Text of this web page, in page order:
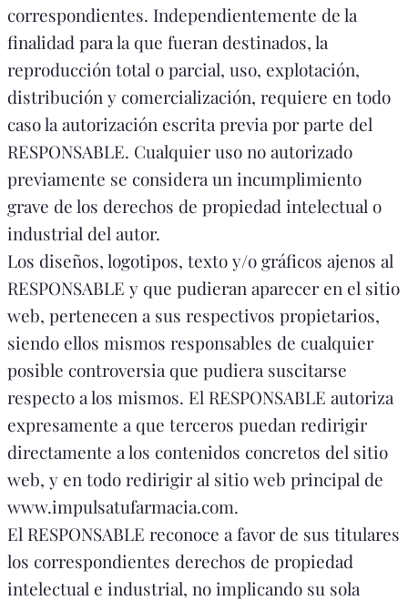
correspondientes. Independientemente de la
finalidad para la que fueran destinados, la
reproducción total o parcial, uso, explotación,
distribución y comercialización, requiere en todo
caso la autorización escrita previa por parte del
RESPONSABLE. Cualquier uso no autorizado
previamente se considera un incumplimiento
grave de los derechos de propiedad intelectual o
industrial del autor.
Los diseños, logotipos, texto y/o gráficos ajenos al
RESPONSABLE y que pudieran aparecer en el sitio
web, pertenecen a sus respectivos propietarios,
siendo ellos mismos responsables de cualquier
posible controversia que pudiera suscitarse
respecto a los mismos. El RESPONSABLE autoriza
expresamente a que terceros puedan redirigir
directamente a los contenidos concretos del sitio
web, y en todo redirigir al sitio web principal de
www.impulsatufarmacia.com.
El RESPONSABLE reconoce a favor de sus titulares
los correspondientes derechos de propiedad
intelectual e industrial, no implicando su sola